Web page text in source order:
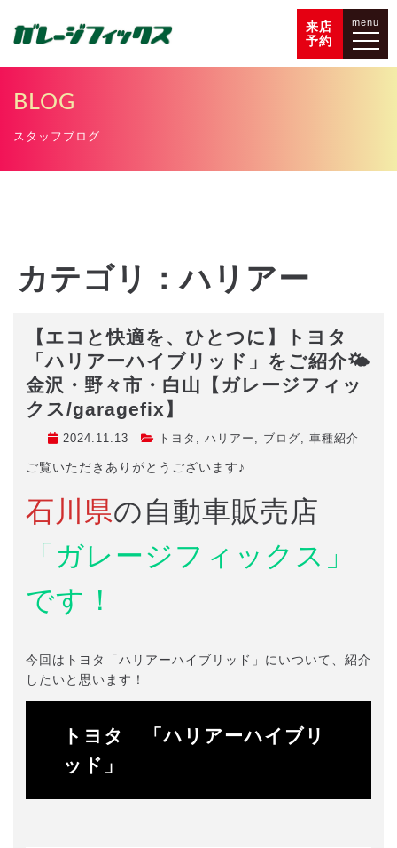
来店
予約
menu
BLOG
スタッフブログ
カテゴリ：ハリアー
【エコと快適を、ひとつに】トヨタ
「ハリアーハイブリッド」をご紹介🌤️
金沢・野々市・白山【ガレージフィッ
クス/garagefix】
2024.11.13 トヨタ , ハリアー , ブログ, 車種紹介
ご覧いただきありがとうございます♪
石川県の自動車販売店
「ガレージフィックス」
です！
今回はトヨタ「ハリアーハイブリッド」にいついて、紹介
したいと思います！
トヨタ 「ハリアーハイブリ
ッド」